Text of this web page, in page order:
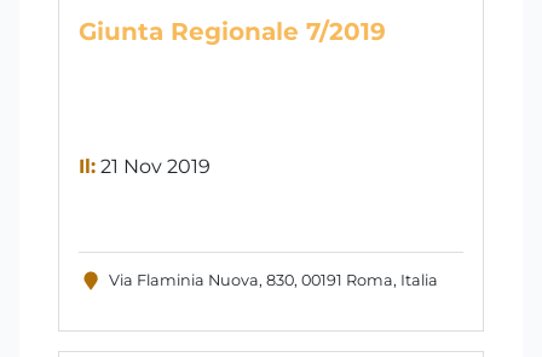
Giunta Regionale 7/2019
Il: 21 Nov 2019
Via Flaminia Nuova, 830, 00191 Roma, Italia